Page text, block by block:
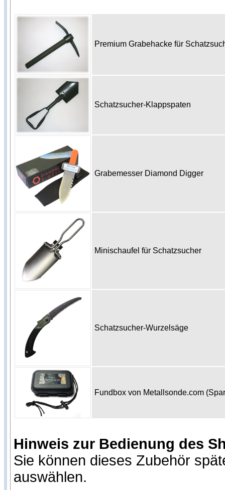
Premium Grabehacke für
Schatzsucher-Klappspaten
Grabemesser Diamond Digger
Minischaufel für Schatzsucher
Schatzsucher-Wurzelsäge
Fundbox von Metallsonde.com
Hinweis zur Bedienung des
Sie können dieses Zubehör
auswählen.